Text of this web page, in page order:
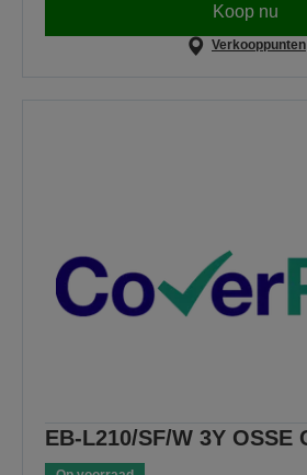
Koop nu
Verkooppunten
EB-L210/SF/W 3Y OSSE